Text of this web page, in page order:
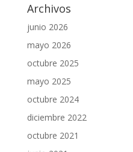
Archivos
junio 2026
mayo 2026
octubre 2025
mayo 2025
octubre 2024
diciembre 2022
octubre 2021